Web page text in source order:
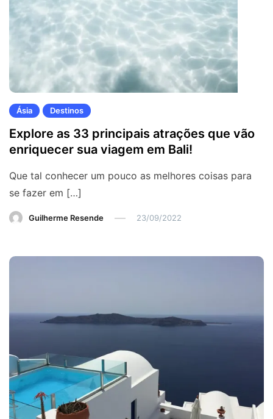
Ásia Destinos
Explore as 33 principais atrações que vão
enriquecer sua viagem em Bali!
Que tal conhecer um pouco as melhores coisas para
se fazer em […]
Guilherme Resende 23/09/2022